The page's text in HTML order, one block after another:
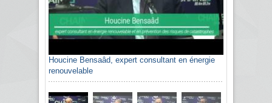
Houcine Bensaâd, expert consultant en énergie
renouvelable